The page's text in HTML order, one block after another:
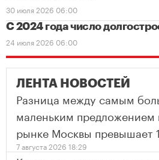
30 июля 2026 06:00
С 2024 года число
24 июля 2026 06:00
ЛЕНТА НОВОСТЕЙ
Разница между самым
маленьким предложением
рынке Москвы превышает
7 августа 2026 18:29